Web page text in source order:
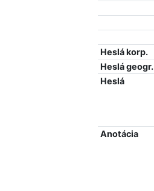
Heslá korp.
Heslá geogr.
Heslá
Anotácia